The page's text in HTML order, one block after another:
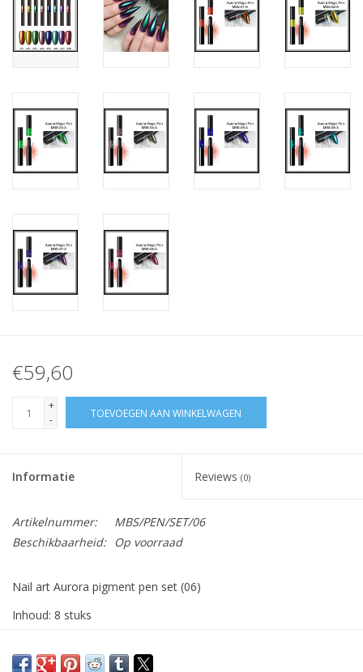
Hema free line/Hypoallergenic
Glitters ombre Spray
Nail Mist
€59,60
+
-
TOEVOEGEN AAN WINKELWAGEN
Informatie Reviews (0)
Artikelnummer:
MBS/PEN/SET/06
Beschikbaarheid:
Op voorraad
Nail art Aurora pigment pen set (06)
Inhoud: 8 stuks
zuinig.